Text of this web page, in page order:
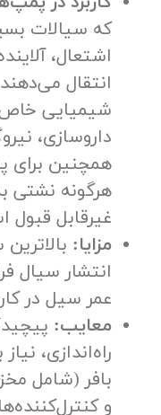
که سیالات
اشتعال،
انتقال
شیمیایی خاص
داروسازی،
همچنین
هرگونه نشتی
غیرقابل
مزایا:
انتشار سیال
عمر سیل در
معایب:
راه‌اندازی،
بافر (شامل
و